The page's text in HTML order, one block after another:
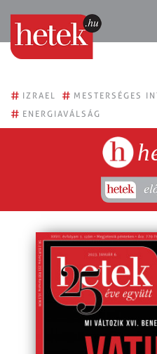
# IZRAEL # MESTERSÉGES
# ENERGIAVÁLSÁG